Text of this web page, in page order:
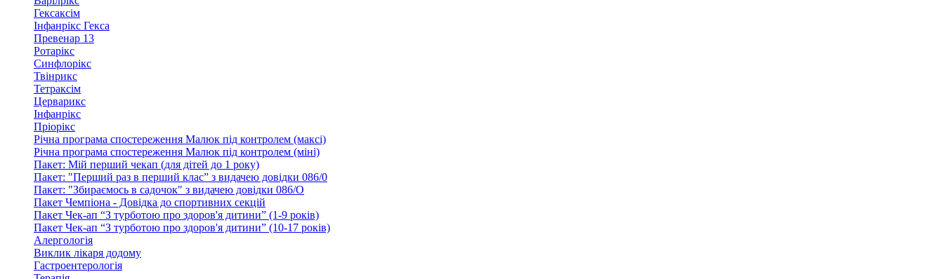
Гексаксім
Інфанрікс Гекса
Превенар 13
Ротарікс
Синфлорікс
Твінрикс
Тетраксім
Церварикс
Інфанрікс
Пріорікс
Річна програма спостереження Малюк під контролем (максі)
Річна програма спостереження Малюк під контролем (міні)
Пакет: Мій перший чекап (для дітей до 1 року)
Пакет: "Перший раз в перший клас” з видачею довідки 086/0
Пакет: "Збираємось в садочок" з видачею довідки 086/О
Пакет Чемпіона - Довідка до спортивних секцій
Пакет Чек-ап “З турботою про здоров'я дитини” (1-9 років)
Пакет Чек-ап “З турботою про здоров'я дитини” (10-17 років)
Алергологія
Виклик лікаря додому
Гастроентерологія